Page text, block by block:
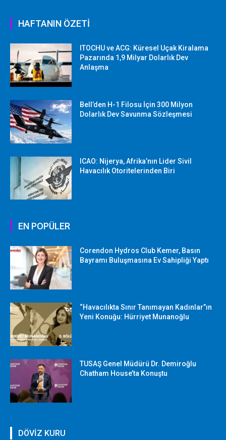
HAFTANIN ÖZETİ
ITOCHU ve ACG: Küresel Uçak Kiralama
Pazarında 1,9 Milyar Dolarlık Dev
Anlaşma
Bell’den H-1 Filosu İçin 300 Milyon
Dolarlık Dev Savunma Sözleşmesi
ICAO: Nijerya, Afrika’nın Lider Sivil
Havacılık Otoritelerinden Biri
EN POPÜLER
Corendon Hydros Club Kemer, Basın
Bayramı Buluşmasına Ev Sahipliği Yaptı
“Havacılıkta Sınır Tanımayan Kadınlar”ın
Yeni Konuğu: Hürriyet Munanoğlu
TUSAŞ Genel Müdürü Dr. Demiroğlu
Chatham House’ta Konuştu
DÖVİZ KURU